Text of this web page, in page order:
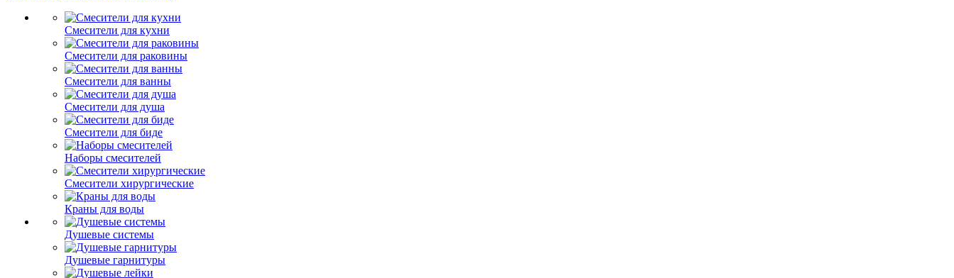
Смесители для кухни
Смесители для раковины
Смесители для ванны
Смесители для душа
Смесители для биде
Наборы смесителей
Смесители хирургические
Краны для воды
Душевые системы
Душевые гарнитуры